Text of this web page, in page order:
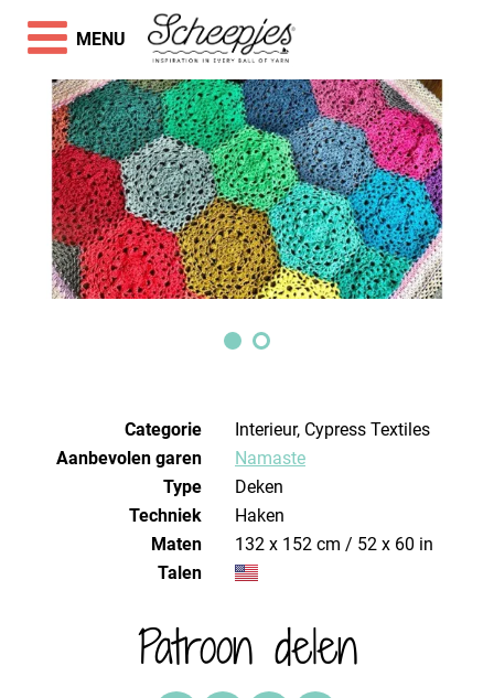
Categorie
Interieur, Cypress Textiles
Aanbevolen garen
Namaste
Type
Deken
Techniek
haken
Maten
132 x 152 cm / 52 x 60 in
Talen
Patroon delen
MENU